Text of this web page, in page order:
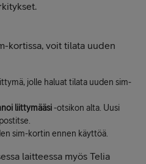
kortissa, voit tilata uuden
jolle haluat tilata uuden sim-
liittymääsi-otsikon alta. Uusi
sim-kortin ennen käyttöä.
laitteessa myös Telia